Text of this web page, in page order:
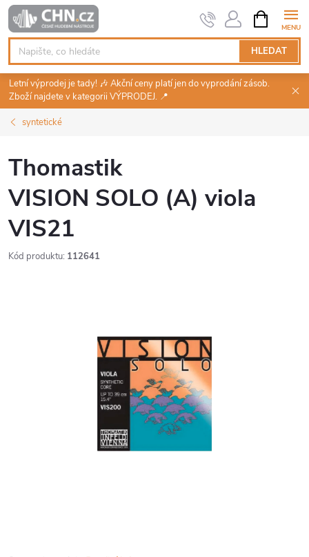
Přejít
na
obsah
HLEDAT
NÁKUPNÍ
KOŠÍK
Letní výprodej je tady! 🎶 Akční ceny platí jen do vyprodání zásob.
Zboží najdete v kategorii VÝPRODEJ. 📍
syntetické
Thomastik
VISION SOLO (A) viola
VIS21
Kód produktu: 112641